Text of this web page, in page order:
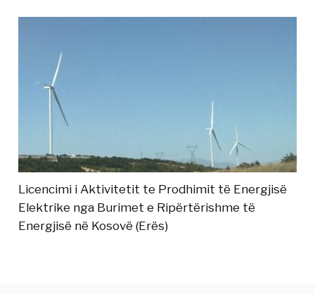
Licencimi i Aktivitetit te Prodhimit të Energjisë
Elektrike nga Burimet e Ripërtërishme të
Energjisë në Kosovë (Erës)